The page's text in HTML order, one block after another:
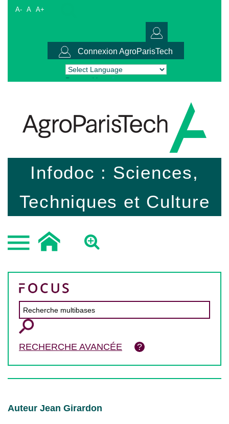
A- A A+
Connexion AgroParisTech
Powered by Translate
Infodoc : Sciences,
Techniques et Culture
RECHERCHE AVANCÉE
Auteur Jean Girardon